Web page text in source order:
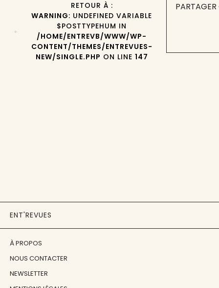
RETOUR À :
WARNING: UNDEFINED VARIABLE
$POSTTYPEHUM IN
/HOME/ENTREVB/WWW/WP-
CONTENT/THEMES/ENTREVUES-
NEW/SINGLE.PHP ON LINE 147
ENT'REVUES
À PROPOS
NOUS CONTACTER
NEWSLETTER